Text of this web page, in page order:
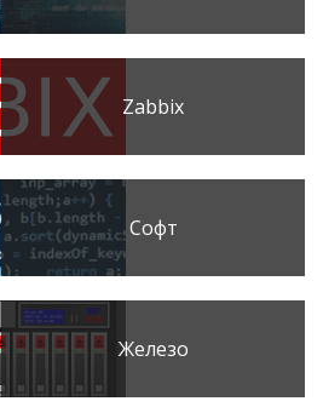
Zabbix
Софт
Железо